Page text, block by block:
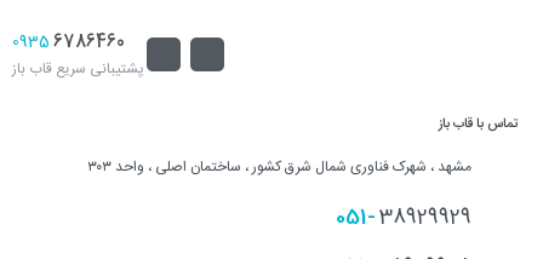
6786460
0935
پشتیبانی سریع قاب باز
تماس با قاب باز
مشهد ، شهرک فناوری شمال شرق کشور ، ساختمان اصلی ، واحد ۳۰۳
051-38929929